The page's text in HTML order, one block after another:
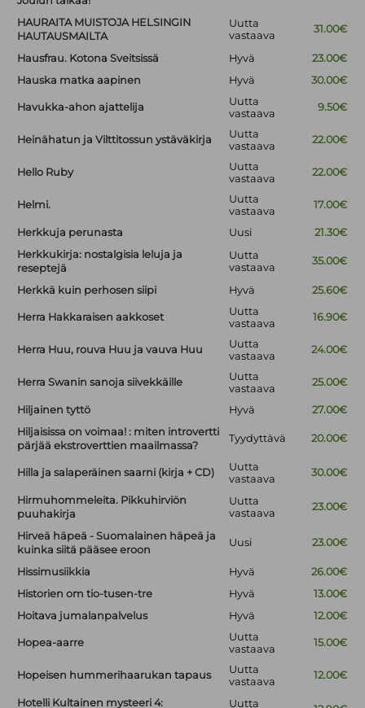
HAURAITA MUISTOJA HELSINGIN
HAUTAUSMAILTA
Uutta
vastaava
31.00€
Hausfrau. Kotona Sveitsissä Hyvä
23.00€
Hauska matka aapinen
Hyvä 30.00€
Havukka-ahon ajattelija
Uutta
vastaava
9.50€
Heinähatun ja Vilttitossun ystäväkirja
Uutta
vastaava
22.00€
Hello Ruby
Uutta
vastaava
22.00€
Helmi.
Uutta
vastaava
17.00€
Herkkuja perunasta Uusi
21.30€
Herkkukirja: nostalgisia leluja ja
reseptejä
Uutta
vastaava
35.00€
Herkkä kuin perhosen siipi Hyvä 25.60€
Herra Hakkaraisen aakkoset
Uutta
vastaava
16.90€
Herra Huu, rouva Huu ja vauva Huu
Uutta
vastaava
24.00€
Herra Swanin sanoja siivekkäille
Uutta
vastaava
25.00€
Hiljainen tyttö Hyvä
27.00€
Hiljaisissa on voimaa! : miten introvertti
pärjää ekstroverttien maailmassa?
Tyydyttävä 20.00€
Hilla ja salaperäinen saarni (kirja + CD)
Uutta
vastaava
30.00€
Hirmuhommeleita. Pikkuhirviön
puuhakirja
Uutta
vastaava
23.00€
Hirveä häpeä - Suomalainen häpeä ja
kuinka siitä pääsee eroon
Uusi 23.00€
Hissimusiikkia Hyvä
26.00€
Historien om tio-tusen-tre
Hyvä
13.00€
Hoitava jumalanpalvelus
Hyvä 12.00€
Hopea-aarre
Uutta
vastaava
15.00€
Hopeisen hummerihaarukan tapaus
Uutta
vastaava
12.00€
Hotelli Kultainen mysteeri 4:
Uutta